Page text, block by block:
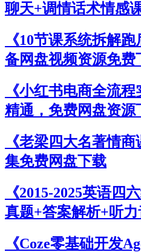
聊天+调情话术情感
《10节课系统拆解
备网盘视频资源免费
《小红书电商全流
精通，免费网盘资源
《老梁四大名著情
集免费网盘下载
《2015-2025英语四
真题+答案解析+听
《Coze零基础开发